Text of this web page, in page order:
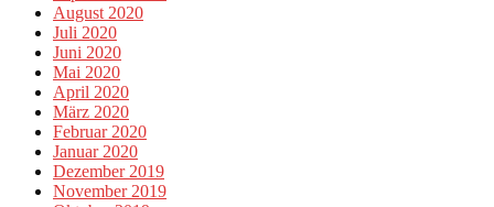
August 2020
Juli 2020
Juni 2020
Mai 2020
April 2020
März 2020
Februar 2020
Januar 2020
Dezember 2019
November 2019